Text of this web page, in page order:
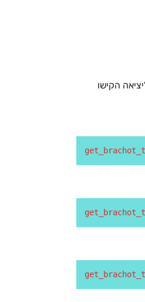
1, לביטול סימון ברכה הקישו 2, לשמיעת כמות הברכות שבירכתם הקישו 3, לאיפוס המונה של היום הקישו 4, ליציאה הקישו